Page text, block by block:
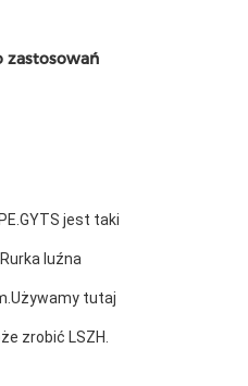
zastosowań
jest taki
luźna
tutaj
zrobić LSZH.